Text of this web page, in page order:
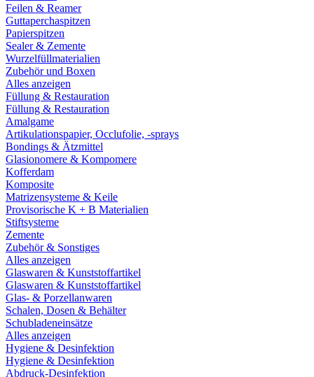
Feilen & Reamer
Guttaperchaspitzen
Papierspitzen
Sealer & Zemente
Wurzelfüllmaterialien
Zubehör und Boxen
Alles anzeigen
Füllung & Restauration
Füllung & Restauration
Amalgame
Artikulationspapier, Occlufolie, -sprays
Bondings & Ätzmittel
Glasionomere & Kompomere
Kofferdam
Komposite
Matrizensysteme & Keile
Provisorische K + B Materialien
Stiftsysteme
Zemente
Zubehör & Sonstiges
Alles anzeigen
Glaswaren & Kunststoffartikel
Glaswaren & Kunststoffartikel
Glas- & Porzellanwaren
Schalen, Dosen & Behälter
Schubladeneinsätze
Alles anzeigen
Hygiene & Desinfektion
Hygiene & Desinfektion
Abdruck-Desinfektion